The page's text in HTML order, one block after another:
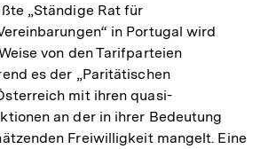
„Ständige Rat für
in Portugal wird
von den Tarifparteien
es der „Paritätischen
mit ihren quasi-
an der in ihrer Bedeutung
Freiwilligkeit mangelt. Eine